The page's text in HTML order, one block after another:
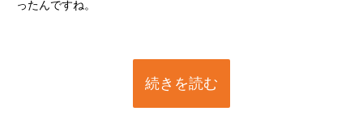
ったんですね。
続きを読む